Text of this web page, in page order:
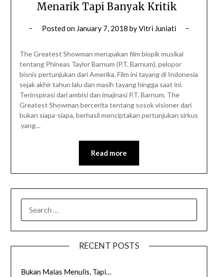
Menarik Tapi Banyak Kritik
Posted on January 7, 2018 byVitri Juniati
The Greatest Showman merupakan film biopik musikal
tentang Phineas Taylor Barnum (P.T. Barnum), pelopor
bisnis pertunjukan dari Amerika. Film ini tayang di Indonesia
sejak akhir tahun lalu dan masih tayang hingga saat ini.
Terinspirasi dari ambisi dan imajinasi P.T. Barnum, The
Greatest Showman bercerita tentang sosok visioner dari
bukan siapa-siapa, berhasil menciptakan pertunjukan sirkus
yang…
Read more
RECENT POSTS
Bukan Malas Menulis, Tapi…